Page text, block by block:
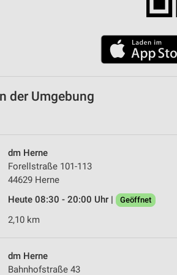
der Umgebung
dm Herne
Forellstraße 101-113
44629 Herne
Heute 08:30 - 20:00 Uhr |
Geöffnet
2,10 km
dm Herne
Bahnhofstraße 43